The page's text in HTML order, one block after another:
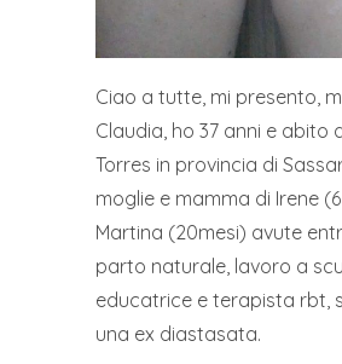
Ciao a tutte, mi presento,
Claudia, ho 37 anni e abito
Torres in provincia di
moglie e mamma di Irene
Martina (20mesi) avute
parto naturale, lavoro a
educatrice e terapista rbt,
una ex diastasata.